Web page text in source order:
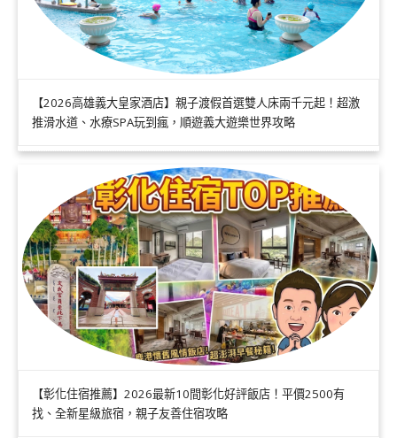
【2026高雄義大皇家酒店】親子渡假首選雙人床兩千元起！超激
推滑水道、水療SPA玩到瘋，順遊義大遊樂世界攻略
【彰化住宿推薦】2026最新10間彰化好評飯店！平價2500有
找、全新星級旅宿，親子友善住宿攻略